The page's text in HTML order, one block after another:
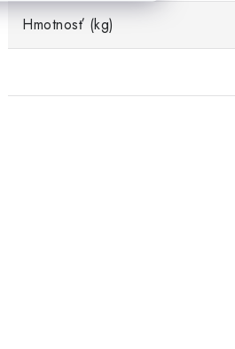
Hmotnosť (kg)